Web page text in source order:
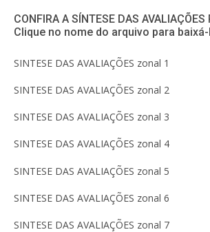
CONFIRA A SÍNTESE DAS
Clique no nome do arquivo para
SINTESE DAS AVALIAÇÕES zonal 1
SINTESE DAS AVALIAÇÕES zonal 2
SINTESE DAS AVALIAÇÕES zonal 3
SINTESE DAS AVALIAÇÕES zonal 4
SINTESE DAS AVALIAÇÕES zonal 5
SINTESE DAS AVALIAÇÕES zonal 6
SINTESE DAS AVALIAÇÕES zonal 7